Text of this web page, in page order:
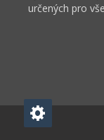
určených pro